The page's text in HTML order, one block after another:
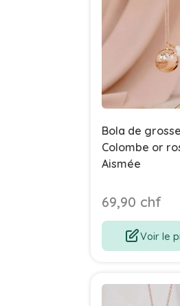
Bola de
Colombe or
Aismée
69,90 chf
Voir le